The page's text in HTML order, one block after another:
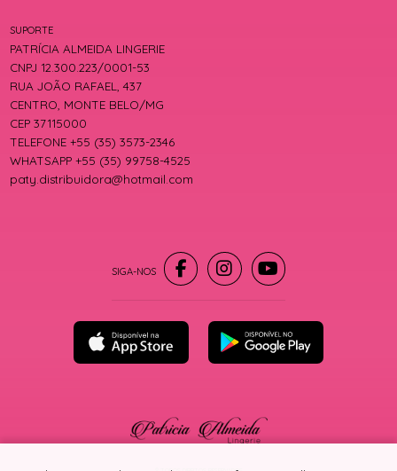
SUPORTE
PATRÍCIA ALMEIDA LINGERIE
CNPJ 12.300.223/0001-53
RUA JOÃO RAFAEL, 437
CENTRO, MONTE BELO/MG
CEP 37115000
TELEFONE +55 (35) 3573-2346
WHATSAPP +55 (35) 99758-4525
paty.distribuidora@hotmail.com